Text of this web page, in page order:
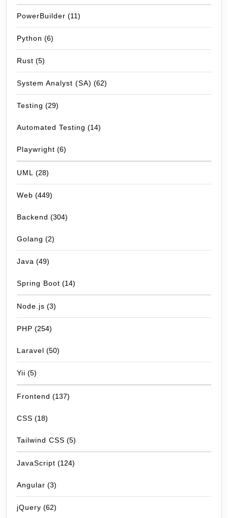
PowerBuilder (11)
Python (6)
Rust (5)
System Analyst (SA) (62)
Testing (29)
Automated Testing (14)
Playwright (6)
UML (28)
Web (449)
Backend (304)
Golang (2)
Java (49)
Spring Boot (14)
Node.js (3)
PHP (254)
Laravel (50)
Yii (5)
Frontend (137)
CSS (18)
Tailwind CSS (5)
JavaScript (124)
Angular (3)
jQuery (62)